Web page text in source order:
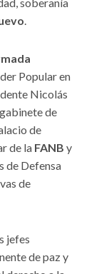
soberanía
.
Popular en
Nicolás
de
de
de la FANB y
de Defensa
de
jefes
de paz y